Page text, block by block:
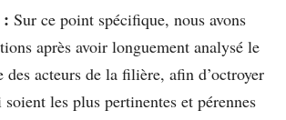
: Sur ce point spécifique, nous avons
après avoir longuement analysé le
des acteurs de la filière, afin d’octroyer
les plus pertinentes et pérennes